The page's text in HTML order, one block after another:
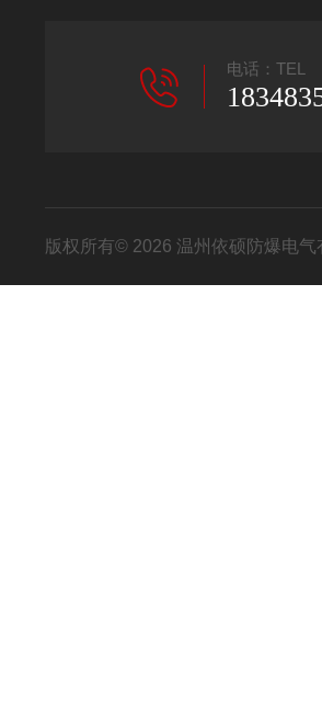
电话：TEL
版权所有© 2026 温州依硕防爆电